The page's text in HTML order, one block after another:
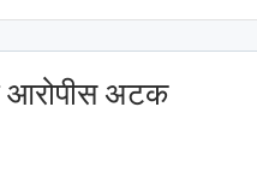
आरोपीस अटक